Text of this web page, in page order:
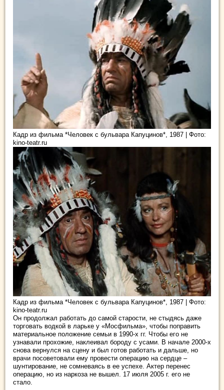
Кадр из фильма *Человек с бульвара Капуцинов*, 1987 | Фото:
kino-teatr.ru
Кадр из фильма *Человек с бульвара Капуцинов*, 1987 | Фото:
kino-teatr.ru
Он продолжал работать до самой старости, не стыдясь даже
торговать водкой в ларьке у «Мосфильма», чтобы поправить
материальное положение семьи в 1990-х гг. Чтобы его не
узнавали прохожие, наклеивал бороду с усами. В начале 2000-х
снова вернулся на сцену и был готов работать и дальше, но
врачи посоветовали ему провести операцию на сердце –
шунтирование, не сомневаясь в ее успехе. Актер перенес
операцию, но из наркоза не вышел. 17 июля 2005 г. его не
стало.